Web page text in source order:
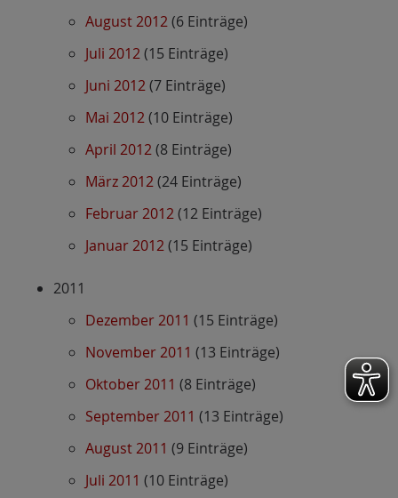
August 2012(6 Einträge)
Juli 2012(15 Einträge)
Juni 2012(7 Einträge)
Mai 2012(10 Einträge)
April 2012(8 Einträge)
März 2012(24 Einträge)
Februar 2012(12 Einträge)
Januar 2012(15 Einträge)
2011
Dezember 2011 (15 Einträge)
November 2011 (13 Einträge)
Oktober 2011 (8 Einträge)
September 2011 (13 Einträge)
August 2011 (9 Einträge)
Juli 2011 (10 Einträge)